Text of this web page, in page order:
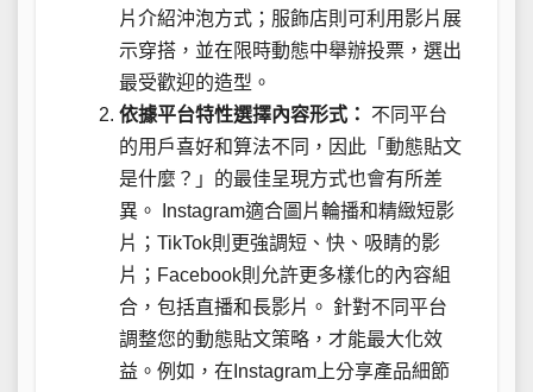
片介紹沖泡方式；服飾店則可利用影片展
示穿搭，並在限時動態中舉辦投票，選出
最受歡迎的造型。
依據平台特性選擇內容形式：
不同平台
的用戶喜好和算法不同，因此「動態貼文
是什麼？」的最佳呈現方式也會有所差
異。 Instagram適合圖片輪播和精緻短影
片；TikTok則更強調短、快、吸睛的影
片；Facebook則允許更多樣化的內容組
合，包括直播和長影片。 針對不同平台
調整您的動態貼文策略，才能最大化效
益。例如，在Instagram上分享產品細節